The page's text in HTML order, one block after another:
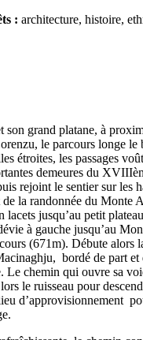
: architecture, histoire,
son grand platane, à
le parcours longe le
étroites, les passages
demeures du
rejoint le sentier sur les
de la randonnée du Monte
lacets jusqu’au petit
à gauche jusqu’au
(671m). Débute alors
bordé de part et
Le chemin qui ouvre sa
le ruisseau pour
d’approvisionnement